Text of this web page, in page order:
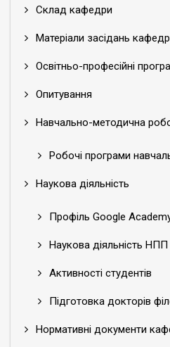
Склад кафедри
Матеріали засідань
Освітньо-професійні
Опитування
Навчально-методична
Робочі програми
Наукова діяльність
Профіль Google
Наукова діяльність
Активності студентів
Підготовка докторів
Нормативні документи